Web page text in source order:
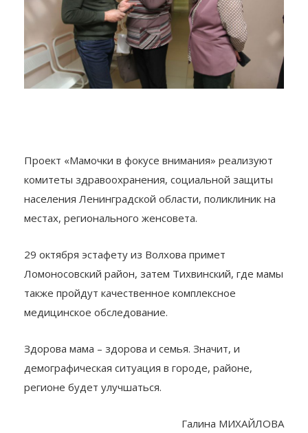
Проект «Мамочки в фокусе внимания» реализуют
комитеты здравоохранения, социальной защиты
населения Ленинградской области, поликлиник на
местах, регионального женсовета.
29 октября эстафету из Волхова примет
Ломоносовский район, затем Тихвинский, где мамы
также пройдут качественное комплексное
медицинское обследование.
Здорова мама – здорова и семья. Значит, и
демографическая ситуация в городе, районе,
регионе будет улучшаться.
Галина МИХАЙЛОВА